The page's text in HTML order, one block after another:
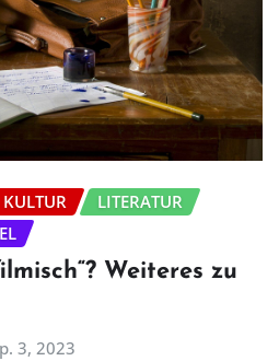
KULTUR
LITERATUR
Weiteres zu
3, 2023